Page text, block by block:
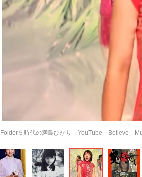
Folder５時代の満島ひかり YouTube「Believe」